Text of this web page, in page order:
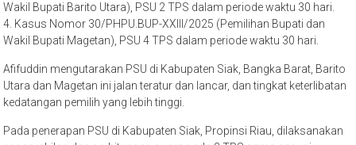
Wakil Bupati Barito Utara), PSU 2 TPS dalam periode waktu 30 hari.
4. Kasus Nomor 30/PHPU.BUP-XXIII/2025 (Pemilihan Bupati dan
Wakil Bupati Magetan), PSU 4 TPS dalam periode waktu 30 hari.
Afifuddin mengutarakan PSU di Kabupaten Siak, Bangka Barat, Barito
Utara dan Magetan ini jalan teratur dan lancar, dan tingkat keterlibatan
kedatangan pemilih yang lebih tinggi.
Pada penerapan PSU di Kabupaten Siak, Propinsi Riau, dilaksanakan